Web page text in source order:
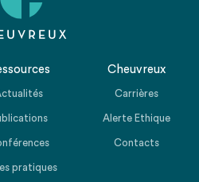
pratiques
Cheuvreux
Carrières
Alerte Ethique
Contacts